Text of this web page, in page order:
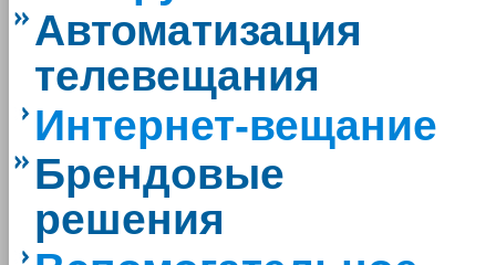
Автоматизация
телевещания
Интернет-вещание
Брендовые
решения